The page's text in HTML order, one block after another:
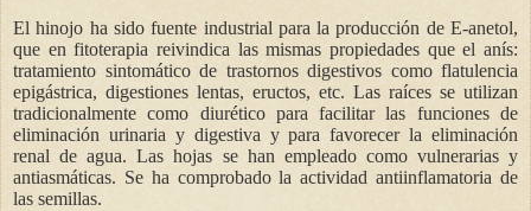
El hinojo ha sido fuente industrial para la producción de E-anetol,
que en fitoterapia reivindica las mismas propiedades que el anís:
tratamiento sintomático de trastornos digestivos como flatulencia
epigástrica, digestiones lentas, eructos, etc. Las raíces se utilizan
tradicionalmente como diurético para facilitar las funciones de
eliminación urinaria y digestiva y para favorecer la eliminación
renal de agua. Las hojas se han empleado como vulnerarias y
antiasmáticas. Se ha comprobado la actividad antiinflamatoria de
las semillas.